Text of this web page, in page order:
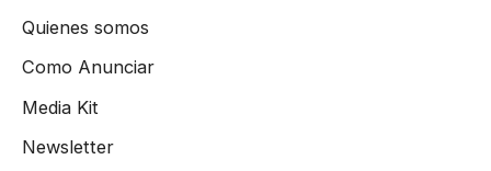
Quienes somos
Como Anunciar
Media Kit
Newsletter